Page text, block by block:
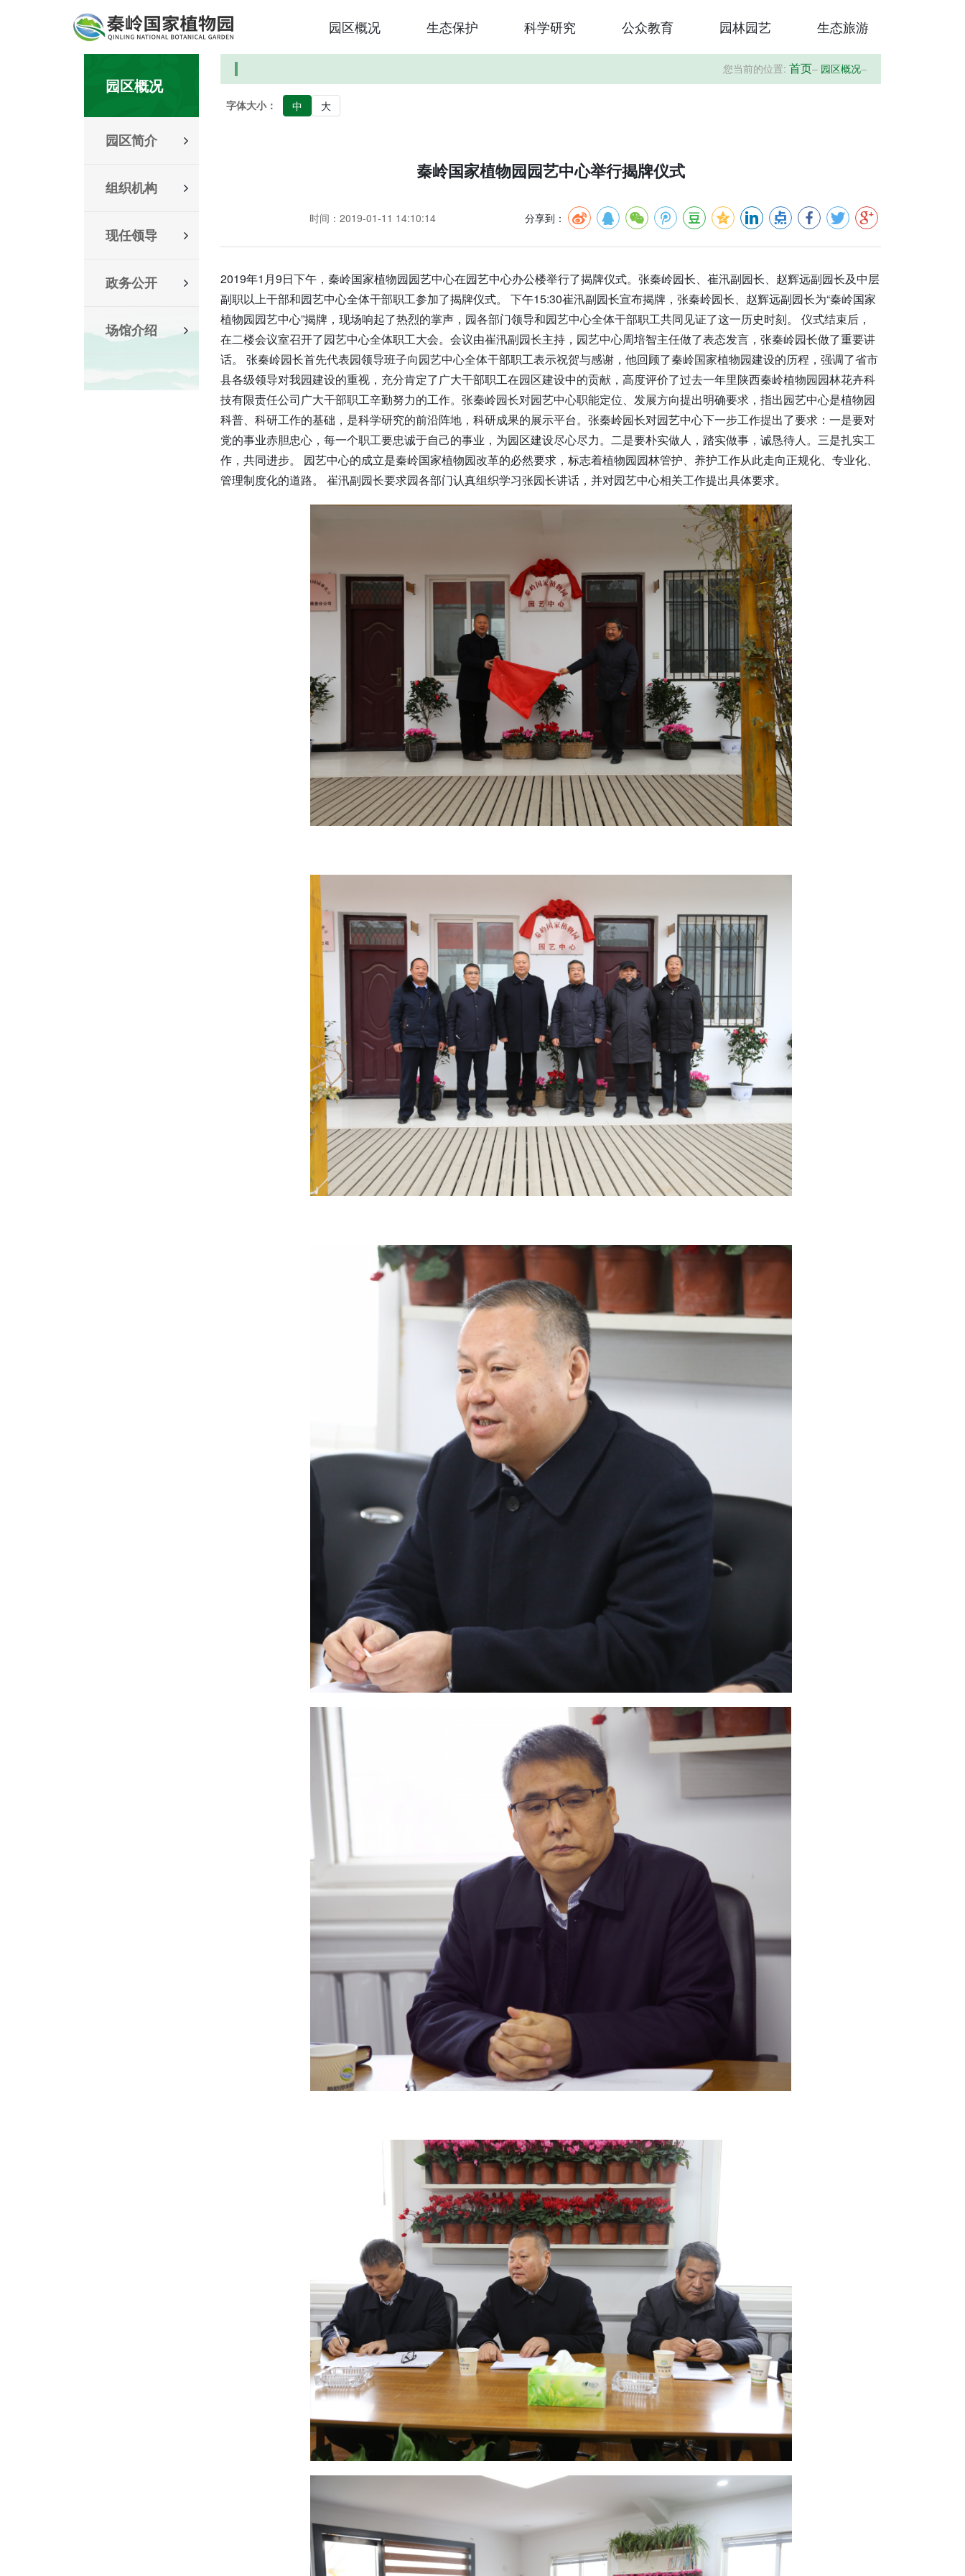
园区概况 生态保护 科学研究 公众教育 园林园艺 生态旅游
园区概况
园区简介
组织机构
现任领导
政务公开
场馆介绍
您当前的位置: 首页– 园区概况–
字体大小： 中 大
秦岭国家植物园园艺中心举行揭牌仪式
时间：2019-01-11 14:10:14 分享到：
2019年1月9日下午，秦岭国家植物园园艺中心在园艺中心办公楼举行了揭牌仪式。张秦岭园长、崔汛副园长、赵辉远副园长及中层
副职以上干部和园艺中心全体干部职工参加了揭牌仪式。 下午15:30崔汛副园长宣布揭牌，张秦岭园长、赵辉远副园长为“秦岭国家
植物园园艺中心”揭牌，现场响起了热烈的掌声，园各部门领导和园艺中心全体干部职工共同见证了这一历史时刻。 仪式结束后，
在二楼会议室召开了园艺中心全体职工大会。会议由崔汛副园长主持，园艺中心周培智主任做了表态发言，张秦岭园长做了重要讲
话。 张秦岭园长首先代表园领导班子向园艺中心全体干部职工表示祝贺与感谢，他回顾了秦岭国家植物园建设的历程，强调了省市
县各级领导对我园建设的重视，充分肯定了广大干部职工在园区建设中的贡献，高度评价了过去一年里陕西秦岭植物园园林花卉科
技有限责任公司广大干部职工辛勤努力的工作。张秦岭园长对园艺中心职能定位、发展方向提出明确要求，指出园艺中心是植物园
科普、科研工作的基础，是科学研究的前沿阵地，科研成果的展示平台。张秦岭园长对园艺中心下一步工作提出了要求：一是要对
党的事业赤胆忠心，每一个职工要忠诚于自己的事业，为园区建设尽心尽力。二是要朴实做人，踏实做事，诚恳待人。三是扎实工
作，共同进步。 园艺中心的成立是秦岭国家植物园改革的必然要求，标志着植物园园林管护、养护工作从此走向正规化、专业化、
管理制度化的道路。 崔汛副园长要求园各部门认真组织学习张园长讲话，并对园艺中心相关工作提出具体要求。